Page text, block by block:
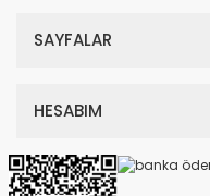
SAYFALAR
HESABIM